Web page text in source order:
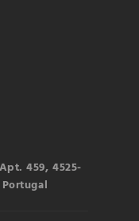
459, 4525-